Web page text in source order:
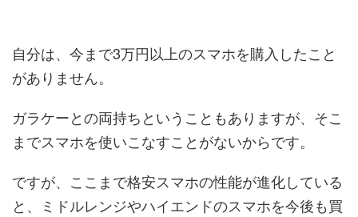
自分は、今まで3万円以上のスマホを購入したこと
がありません。
ガラケーとの両持ちということもありますが、そこ
までスマホを使いこなすことがないからです。
ですが、ここまで格安スマホの性能が進化している
と、ミドルレンジやハイエンドのスマホを今後も買